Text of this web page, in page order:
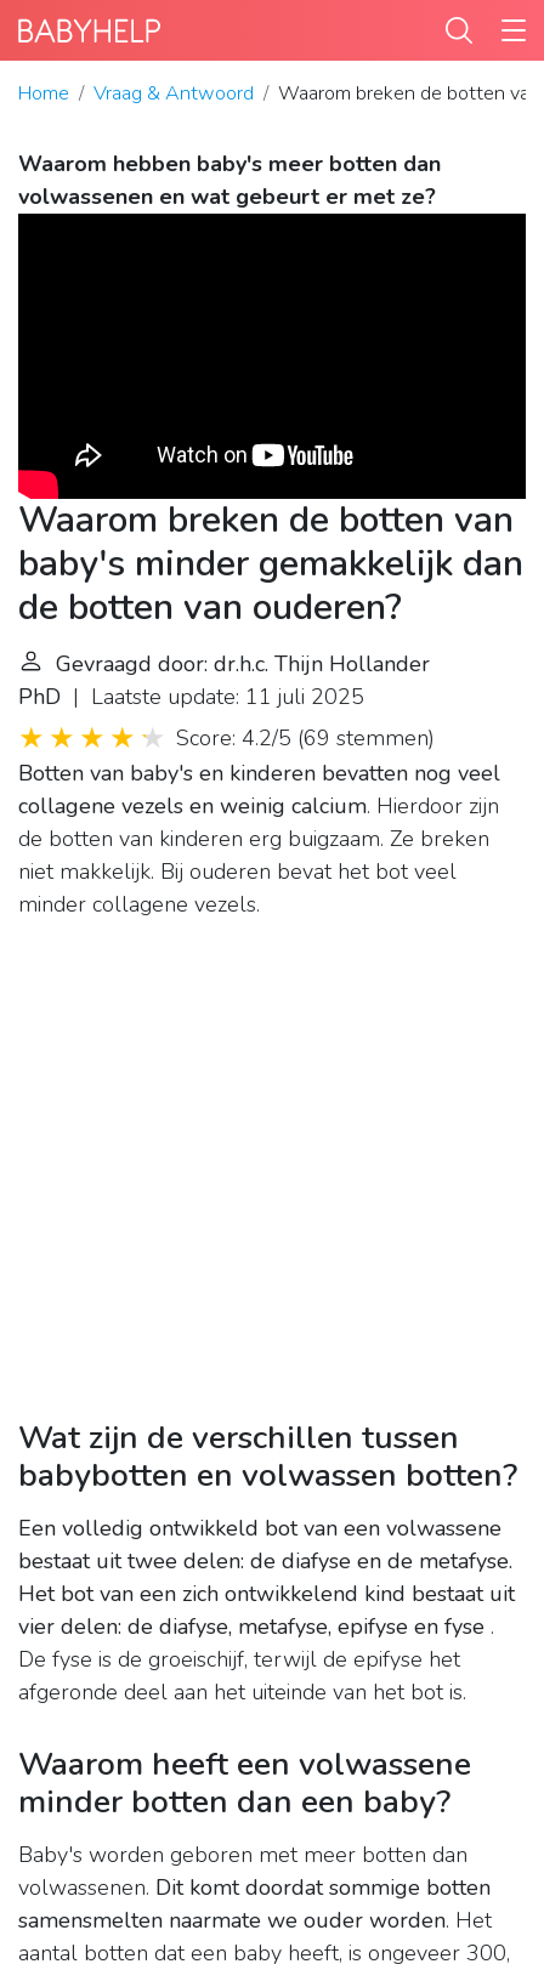
Home Vraag & Antwoord Waarom breken de botten
Waarom hebben baby's meer botten dan
volwassenen en wat gebeurt er met ze?
Waarom breken de botten van
baby's minder gemakkelijk dan
de botten van ouderen?
Gevraagd door: dr.h.c. Thijn Hollander
PhD | Laatste update: 11 juli 2025
Score: 4.2/5 (69 stemmen)
Botten van baby's en kinderen bevatten nog veel
collagene vezels en weinig calcium. Hierdoor zijn
de botten van kinderen erg buigzaam. Ze breken
niet makkelijk. Bij ouderen bevat het bot veel
minder collagene vezels.
Wat zijn de verschillen tussen
babybotten en volwassen botten?
Een volledig ontwikkeld bot van een volwassene
bestaat uit twee delen: de diafyse en de metafyse.
Het bot van een zich ontwikkelend kind bestaat uit
vier delen: de diafyse, metafyse, epifyse en fyse .
De fyse is de groeischijf, terwijl de epifyse het
afgeronde deel aan het uiteinde van het bot is.
Waarom heeft een volwassene
minder botten dan een baby?
Baby's worden geboren met meer botten dan
volwassenen. Dit komt doordat sommige botten
samensmelten naarmate we ouder worden. Het
aantal botten dat een baby heeft, is ongeveer 300,